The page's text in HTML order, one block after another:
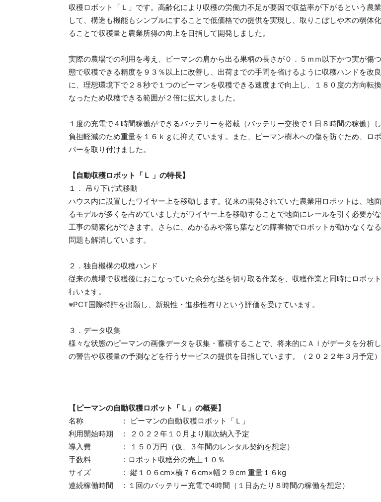
収穫ロボット「Ｌ」です。高齢化により収穫の労働力不足が要因で収益率が下がるという農
して、構造も機能もシンプルにすることで低価格での提供を実現し、取りこぼしや木の弱体
ることで収穫量と農業所得の向上を目指して開発しました。
実際の農場での利用を考え、ピーマンの肩から出る果柄の長さが０．５ｍｍ以下かつ実が傷
態で収穫できる精度を９３％以上に改善し、出荷までの手間を省けるように収穫ハンドを改
に、理想環境下で２８秒で１つのピーマンを収穫できる速度まで向上し、１８０度の方向転
なったため収穫できる範囲が２倍に拡大しました。
１度の充電で４時間稼働ができるバッテリーを搭載（バッテリー交換で１日８時間の稼働）
負担軽減のため重量を１６ｋｇに抑えています。また、ピーマン樹木への傷を防ぐため、ロ
バーを取り付けました。
【自動収穫ロボット「Ｌ 」の特長】
１． 吊り下げ式移動
ハウス内に設置したワイヤー上を移動します。従来の開発されていた農業用ロボットは、地
るモデルが多くを占めていましたがワイヤー上を移動することで地面にレールを引く必要が
工事の簡素化ができます。さらに、ぬかるみや落ち葉などの障害物でロボットが動かなくな
問題も解消しています。
２．独自機構の収穫ハンド
従来の農場で収穫後におこなっていた余分な茎を切り取る作業を、収穫作業と同時にロボッ
行います。
※PCT国際特許を出願し、新規性・進歩性有りという評価を受けています。
３．データ収集
様々な状態のピーマンの画像データを収集・蓄積することで、将来的にＡＩがデータを分析
の警告や収穫量の予測などを行うサービスの提供を目指しています。（２０２２年３月予定）
【ピーマンの自動収穫ロボット「Ｌ」の概要】
名称 ： ピーマンの自動収穫ロボット「Ｌ」
利用開始時期 ： ２０２２年１０月より順次納入予定
導入費 ： １５０万円（仮、３年間のレンタル契約を想定）
手数料 ：ロボット収穫分の売上１０％
サイズ ： 縦１０６cm×横７６cm×幅２９cm 重量１６kg
連続稼働時間 ：１回のバッテリー充電で4時間（１日あたり８時間の稼働を想定）